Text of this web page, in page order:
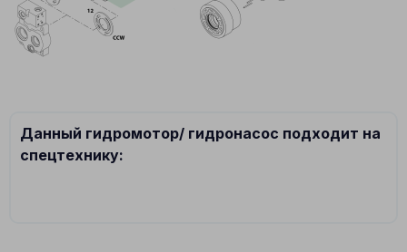
Данный гидромотор/ гидронасос подходит на
спецтехнику: